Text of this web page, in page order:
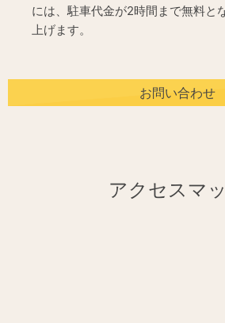
には、駐車代金が2時間まで無料と
上げます。
お問い合わせ
アクセスマ